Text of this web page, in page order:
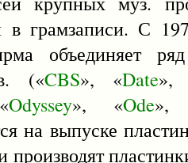
в грамзаписи. С
объединяет
(«CBS», «Date»,
Odyssey», «Ode»,
на выпуске
производят